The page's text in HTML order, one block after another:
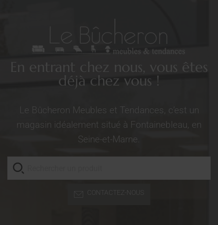
En entrant chez nous, vous êtes
déjà chez vous !
Le Bûcheron Meubles et Tendances, c’est un
magasin idéalement situé à Fontainebleau, en
Seine-et-Marne.
CONTACTEZ-NOUS